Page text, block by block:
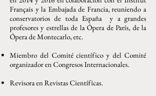
Français y la Embajada de Francia, reuniendo a
conservatorios de toda España y a grandes
profesores y estrellas de la Ópera de París, de la
Ópera de Montecarlo, etc.
Miembro del Comité científico y del Comité
organizador en Congresos Internacionales.
Revisora en Revistas Científicas.